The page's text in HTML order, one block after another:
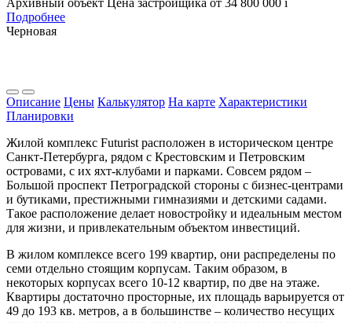
Подробнее
Черновая
Описание Цены Калькулятор На карте Характеристики
Планировки
Жилой комплекс Futurist расположен в историческом центре
Санкт-Петербурга, рядом с Крестовским и Петровским
островами, с их яхт-клубами и парками. Совсем рядом –
Большой проспект Петроградской стороны с бизнес-центрами
и бутиками, престижными гимназиями и детскими садами.
Такое расположение делает новостройку и идеальным местом
для жизни, и привлекательным объектом инвестиций.
В жилом комплексе всего 199 квартир, они распределены по
семи отдельно стоящим корпусам. Таким образом, в
некоторых корпусах всего 10-12 квартир, по две на этаже.
Квартиры достаточно просторные, их площадь варьируется от
49 до 193 кв. метров, а в большинстве – количество несущих